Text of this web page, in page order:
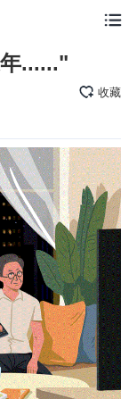
......"
收藏